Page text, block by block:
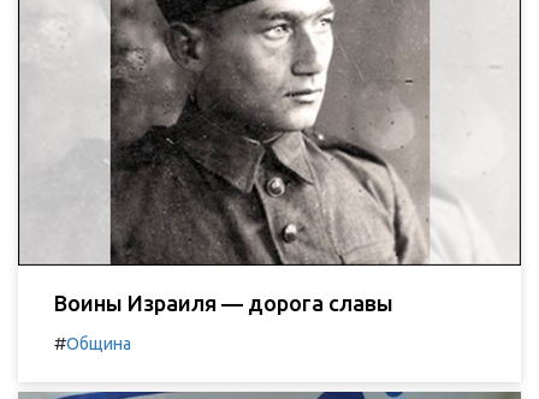
Воины Израиля — дорога славы
#Община